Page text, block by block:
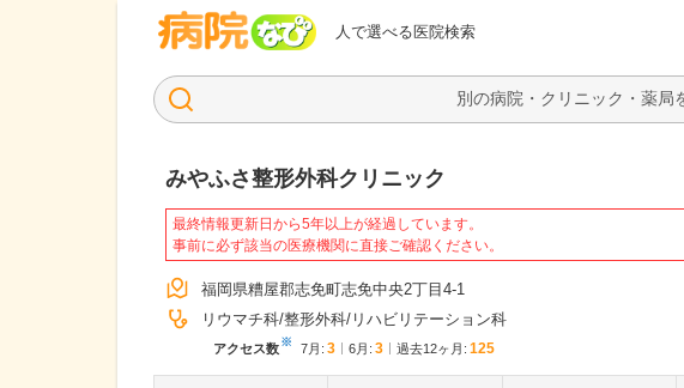
人で選べる医院検索
病院なび
みやふさ整形外科クリニック
最終情報更新日から5年以上が経過しています。
事前に必ず該当の医療機関に直接ご確認ください。
福岡県糟屋郡志免町志免中央2丁目4-1
リウマチ科 整形外科 リハビリテーション科
アクセス数※ 7月 : 3 6月 : 3 過去12ヶ月: 125